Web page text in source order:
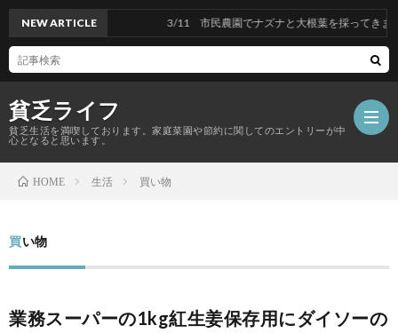
貧乏ライフ
貧乏生活を満喫しております。家庭菜園や節約に関してのエントリーが中
心となると思います。
NEW ARTICLE 3/11 市民農園でナズナと大根葉を採ってきました
HOME 生活 買い物
買い物
業務スーパーの1kg紅生姜保存用にダイソーの